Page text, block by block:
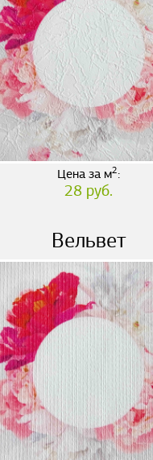
Цена за м2:
28 руб.
Вельвет